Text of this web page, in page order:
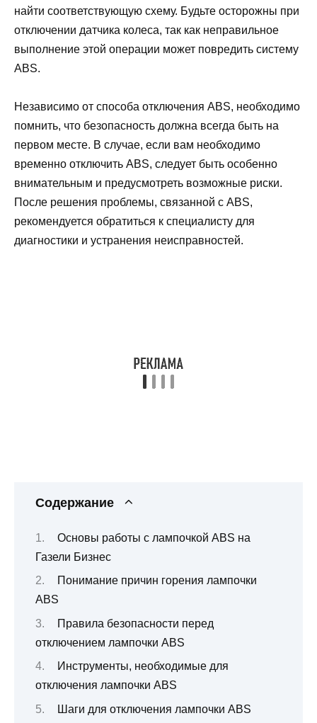
найти соответствующую схему. Будьте осторожны при
отключении датчика колеса, так как неправильное
выполнение этой операции может повредить систему
ABS.
Независимо от способа отключения ABS, необходимо
помнить, что безопасность должна всегда быть на
первом месте. В случае, если вам необходимо
временно отключить ABS, следует быть особенно
внимательным и предусмотреть возможные риски.
После решения проблемы, связанной с ABS,
рекомендуется обратиться к специалисту для
диагностики и устранения неисправностей.
Содержание
Основы работы с лампочкой ABS на
Газели Бизнес
Понимание причин горения лампочки
ABS
Правила безопасности перед
отключением лампочки ABS
Инструменты, необходимые для
отключения лампочки ABS
Шаги для отключения лампочки ABS